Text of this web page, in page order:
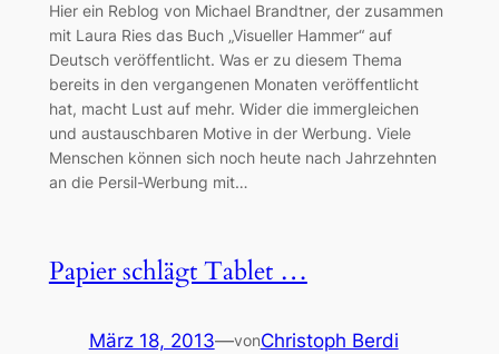
Hier ein Reblog von Michael Brandtner, der zusammen
mit Laura Ries das Buch „Visueller Hammer“ auf
Deutsch veröffentlicht. Was er zu diesem Thema
bereits in den vergangenen Monaten veröffentlicht
hat, macht Lust auf mehr. Wider die immergleichen
und austauschbaren Motive in der Werbung. Viele
Menschen können sich noch heute nach Jahrzehnten
an die Persil-Werbung mit…
Papier schlägt Tablet …
März 18, 2013—vonChristoph Berdi